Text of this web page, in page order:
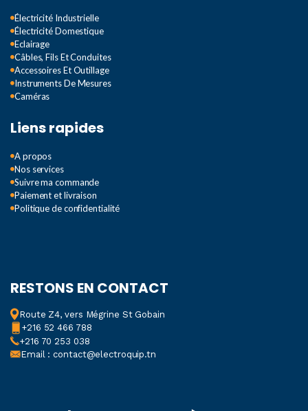
Électricité Industrielle
Électricité Domestique
Eclairage
Câbles, Fils Et Conduites
Accessoires Et Outillage
Instruments De Mesures
Caméras
Liens rapides
A propos
Nos services
Suivre ma commande
Paiement et livraison
Politique de confidentialité
RESTONS EN CONTACT
Route Z4, vers Mégrine St Gobain
+216 52 466 788
+216 70 253 038
Email : contact@electroquip.tn